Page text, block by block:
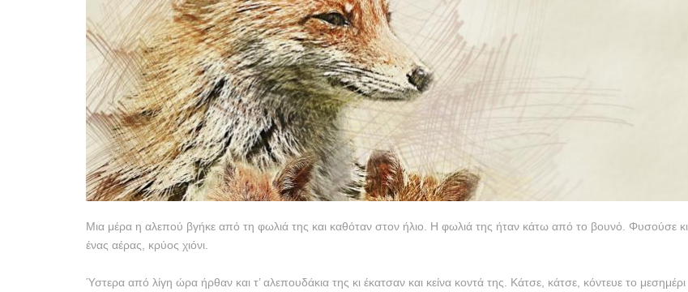
Μια μέρα η αλεπού βγήκε από τη φωλιά της και καθόταν στον ήλιο. Η φωλιά της ήταν κάτω από το βουνό. Φυσούσε κι
ένας αέρας, κρύος χιόνι.
Ύστερα από λίγη ώρα ήρθαν και τ’ αλεπουδάκια της κι έκατσαν και κείνα κοντά της. Κάτσε, κάτσε, κόντευε το μεσημέρι